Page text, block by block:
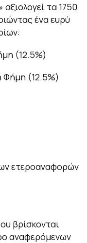
τα 1750
ένα ευρύ
(12.5%)
Φήμη (12.5%)
ετεροαναφορών
βρίσκονται
αναφερόμενων